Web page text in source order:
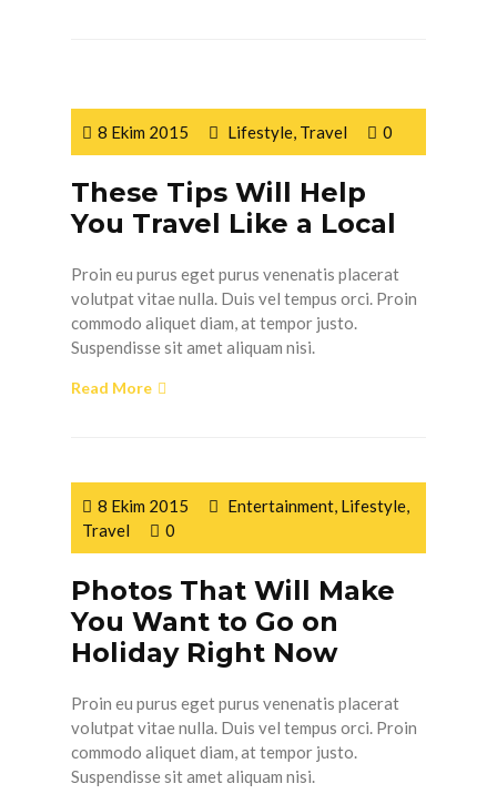
8 Ekim 2015 Lifestyle, Travel 0
These Tips Will Help
You Travel Like a Local
Proin eu purus eget purus venenatis placerat
volutpat vitae nulla. Duis vel tempus orci. Proin
commodo aliquet diam, at tempor justo.
Suspendisse sit amet aliquam nisi.
Read More
8 Ekim 2015 Entertainment, Lifestyle,
Travel
0
Photos That Will Make
You Want to Go on
Holiday Right Now
Proin eu purus eget purus venenatis placerat
volutpat vitae nulla. Duis vel tempus orci. Proin
commodo aliquet diam, at tempor justo.
Suspendisse sit amet aliquam nisi.